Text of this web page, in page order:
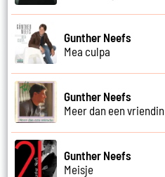
Gunther Neefs
Mea culpa
Gunther Neefs
Meer dan een vriendin
Gunther Neefs
Meisje